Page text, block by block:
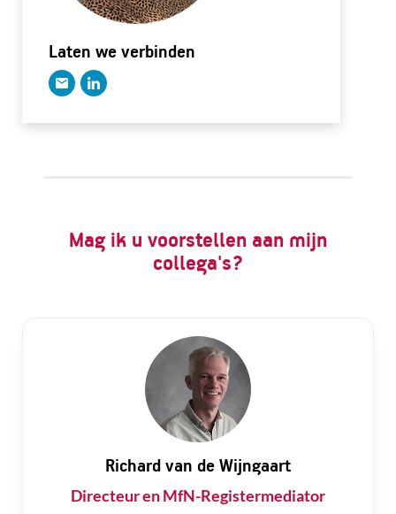
Laten we verbinden
Mag ik u voorstellen aan mijn
collega's?
Richard van de Wijngaart
Directeur en MfN-Registermediator